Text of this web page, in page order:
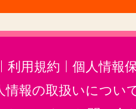
利用規約
個人情報
情報の取扱いについ